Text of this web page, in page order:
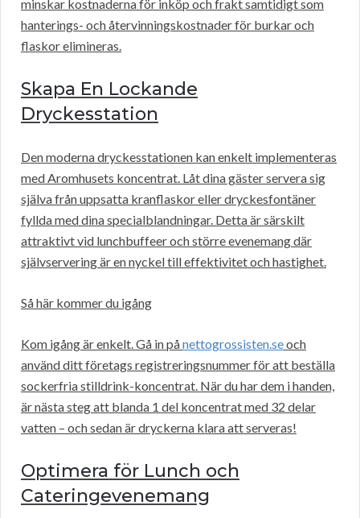
minskar kostnaderna för inköp och frakt samtidigt som
hanterings- och återvinningskostnader för burkar och
flaskor elimineras.
Skapa En Lockande
Dryckesstation
Den moderna dryckesstationen kan enkelt implementeras
med Aromhusets koncentrat. Låt dina gäster servera sig
själva från uppsatta kranflaskor eller dryckesfontäner
fyllda med dina specialblandningar. Detta är särskilt
attraktivt vid lunchbuffeer och större evenemang där
självservering är en nyckel till effektivitet och hastighet.
Så här kommer du igång
Kom igång är enkelt. Gå in pånettogrossisten.seoch
använd ditt företags registreringsnummer för att beställa
sockerfria stilldrink-koncentrat. När du har dem i handen,
är nästa steg att blanda 1 del koncentrat med 32 delar
vatten – och sedan är dryckerna klara att serveras!
Optimera för Lunch och
Cateringevenemang